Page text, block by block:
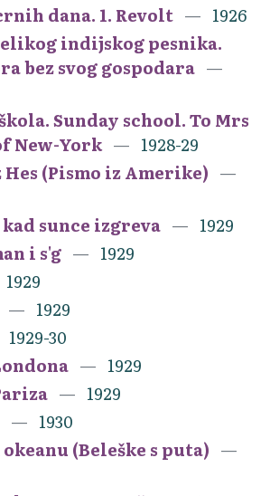
dana. 1. Revolt
1926
indijskog pesnika.
bez svog gospodara
Sunday school. To Mrs
New-York
1928-29
(Pismo iz Amerike)
kad sunce izgreva
1929
i s'g
1929
1929
1929
1929-30
1929
1929
1930
(Beleške s puta)